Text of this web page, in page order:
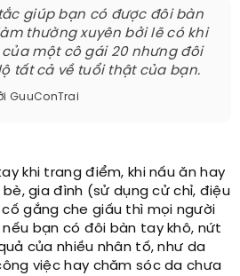
giúp bạn có được đôi bàn
thường xuyên bởi lẽ có khi
một cô gái 20 nhưng đôi
tất cả về tuổi thật của bạn.
GuuConTrai
khi trang điểm, khi nấu ăn hay
bè, gia đình (sử dụng cử chỉ, điệu
gắng che giấu thì mọi người
bạn có đôi bàn tay khô, nứt
của nhiều nhân tố, như da
việc hay chăm sóc da chưa